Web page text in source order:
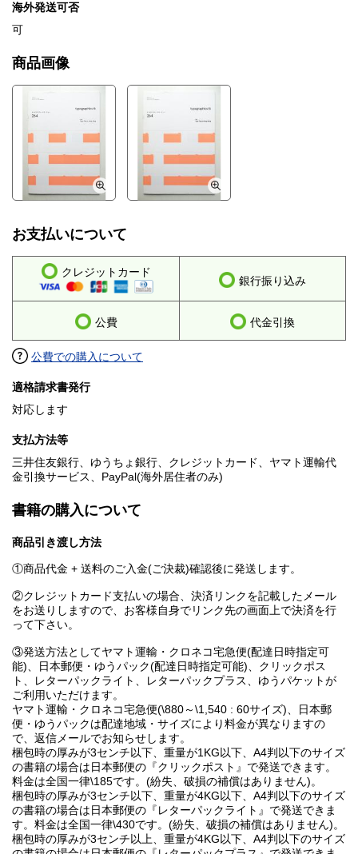
海外発送可否
可
商品画像
お支払いについて
クレジットカード
銀行振り込み
公費 代金引換
公費での購入について
適格請求書発行
対応します
支払方法等
三井住友銀行、ゆうちょ銀行、クレジットカード、ヤマト運輸代
金引換サービス、PayPal(海外居住者のみ)
書籍の購入について
商品引き渡し方法
①商品代金 + 送料のご入金(ご決裁)確認後に発送します。
②クレジットカード支払いの場合、決済リンクを記載したメール
をお送りしますので、お客様自身でリンク先の画面上で決済を行
って下さい。
③発送方法としてヤマト運輸・クロネコ宅急便(配達日時指定可
能)、日本郵便・ゆうパック(配達日時指定可能)、クリックポス
ト、レターパックライト、レターパックプラス、ゆうパケットが
ご利用いただけます。
ヤマト運輸・クロネコ宅急便(\880～\1,540 : 60サイズ)、日本郵
便・ゆうパックは配達地域・サイズにより料金が異なりますの
で、返信メールでお知らせします。
梱包時の厚みが3センチ以下、重量が1KG以下、A4判以下のサイズ
の書籍の場合は日本郵便の『クリックポスト』で発送できます。
料金は全国一律\185です。(紛失、破損の補償はありません)。
梱包時の厚みが3センチ以下、重量が4KG以下、A4判以下のサイズ
の書籍の場合は日本郵便の『レターパックライト』で発送できま
す。料金は全国一律\430です。(紛失、破損の補償はありません)。
梱包時の厚みが3センチ以上、重量が4KG以下、A4判以下のサイズ